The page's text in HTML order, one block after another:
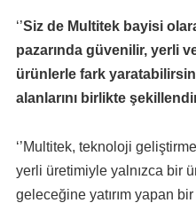
‘’Siz de Multitek bayisi
pazarında güvenilir, yerli
ürünlerle fark
alanlarını birlikte
‘’Multitek, teknoloji
yerli üretimiyle yalnızca bir
geleceğine yatırım yapan